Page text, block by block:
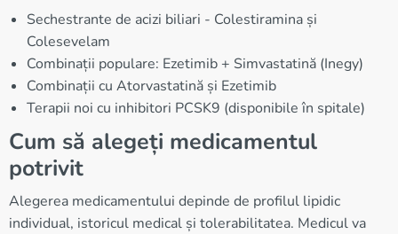
Sechestrante de acizi biliari - Colestiramina și
Colesevelam
Combinații populare: Ezetimib + Simvastatină (Inegy)
Combinații cu Atorvastatină și Ezetimib
Terapii noi cu inhibitori PCSK9 (disponibile în spitale)
Cum să alegeți medicamentul
potrivit
Alegerea medicamentului depinde de profilul lipidic
individual, istoricul medical și tolerabilitatea. Medicul va